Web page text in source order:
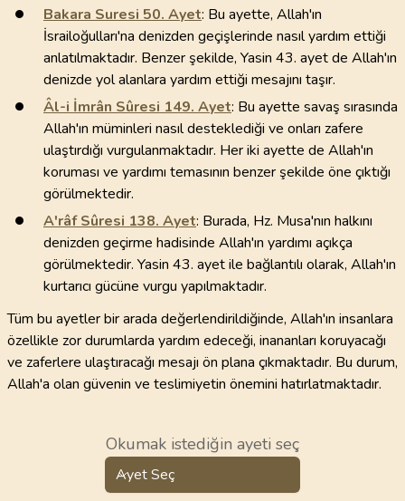
Bakara Suresi 50. Ayet: Bu ayette, Allah'ın
İsrailoğulları'na denizden geçişlerinde nasıl yardım ettiği
anlatılmaktadır. Benzer şekilde, Yasin 43. ayet de Allah'ın
denizde yol alanlara yardım ettiği mesajını taşır.
Âl-i İmrân Sûresi 149. Ayet: Bu ayette savaş sırasında
Allah'ın müminleri nasıl desteklediği ve onları zafere
ulaştırdığı vurgulanmaktadır. Her iki ayette de Allah'ın
koruması ve yardımı temasının benzer şekilde öne çıktığı
görülmektedir.
A'râf Sûresi 138. Ayet: Burada, Hz. Musa'nın halkını
denizden geçirme hadisinde Allah'ın yardımı açıkça
görülmektedir. Yasin 43. ayet ile bağlantılı olarak, Allah'ın
kurtarıcı gücüne vurgu yapılmaktadır.
Tüm bu ayetler bir arada değerlendirildiğinde, Allah'ın insanlara
özellikle zor durumlarda yardım edeceği, inananları koruyacağı
ve zaferlere ulaştıracağı mesajı ön plana çıkmaktadır. Bu durum,
Allah'a olan güvenin ve teslimiyetin önemini hatırlatmaktadır.
Okumak istediğin ayeti seç
Ayet Seç